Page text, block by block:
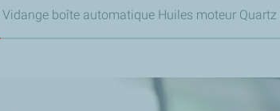
Vidange boîte automatique Huiles moteur Quartz